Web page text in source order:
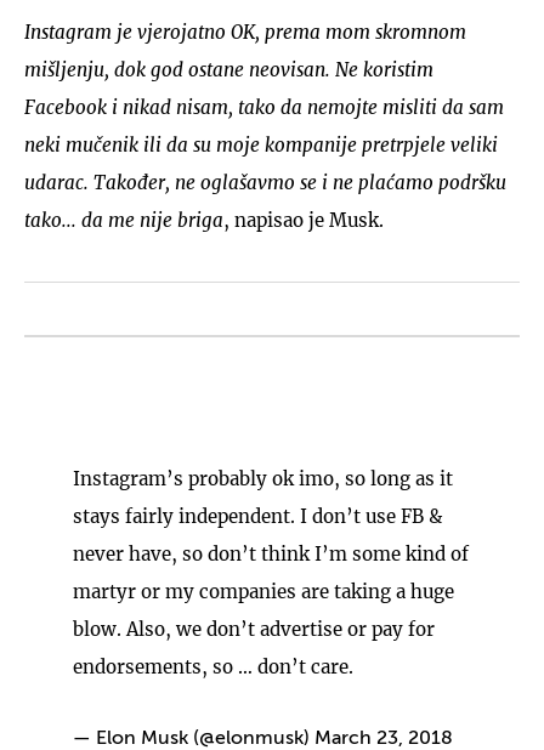
Instagram je vjerojatno OK, prema mom skromnom
mišljenju, dok god ostane neovisan. Ne koristim
Facebook i nikad nisam, tako da nemojte misliti da sam
neki mučenik ili da su moje kompanije pretrpjele veliki
udarac. Također, ne oglašavmo se i ne plaćamo podršku
tako... da me nije briga, napisao je Musk.
Instagram’s probably ok imo, so long as it
stays fairly independent. I don’t use FB &
never have, so don’t think I’m some kind of
martyr or my companies are taking a huge
blow. Also, we don’t advertise or pay for
endorsements, so … don’t care.
— Elon Musk (@elonmusk) March 23, 2018